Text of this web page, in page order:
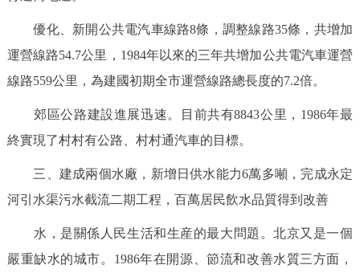
優化、新開公共電汽車線路8條，調整線路35條，共增加
運營線路54.7公里，1984年以來的三年共增加公共電汽車運營
線路559公里，為建國初期全市運營線路總長度的7.2倍。
郊區公路建設進展迅速。目前共有8843公里，1986年最
終實現了村村有公路、村村通汽車的目標。
三、建成兩個水廠，新增日供水能力6萬多噸，完成永定
河引水渠污水截流二期工程，百萬居民飲水品質得到改善
水，是關係人民生活和生産的最大問題。北京又是一個
嚴重缺水的城市。1986年在開源、節流和改善水質三方面，